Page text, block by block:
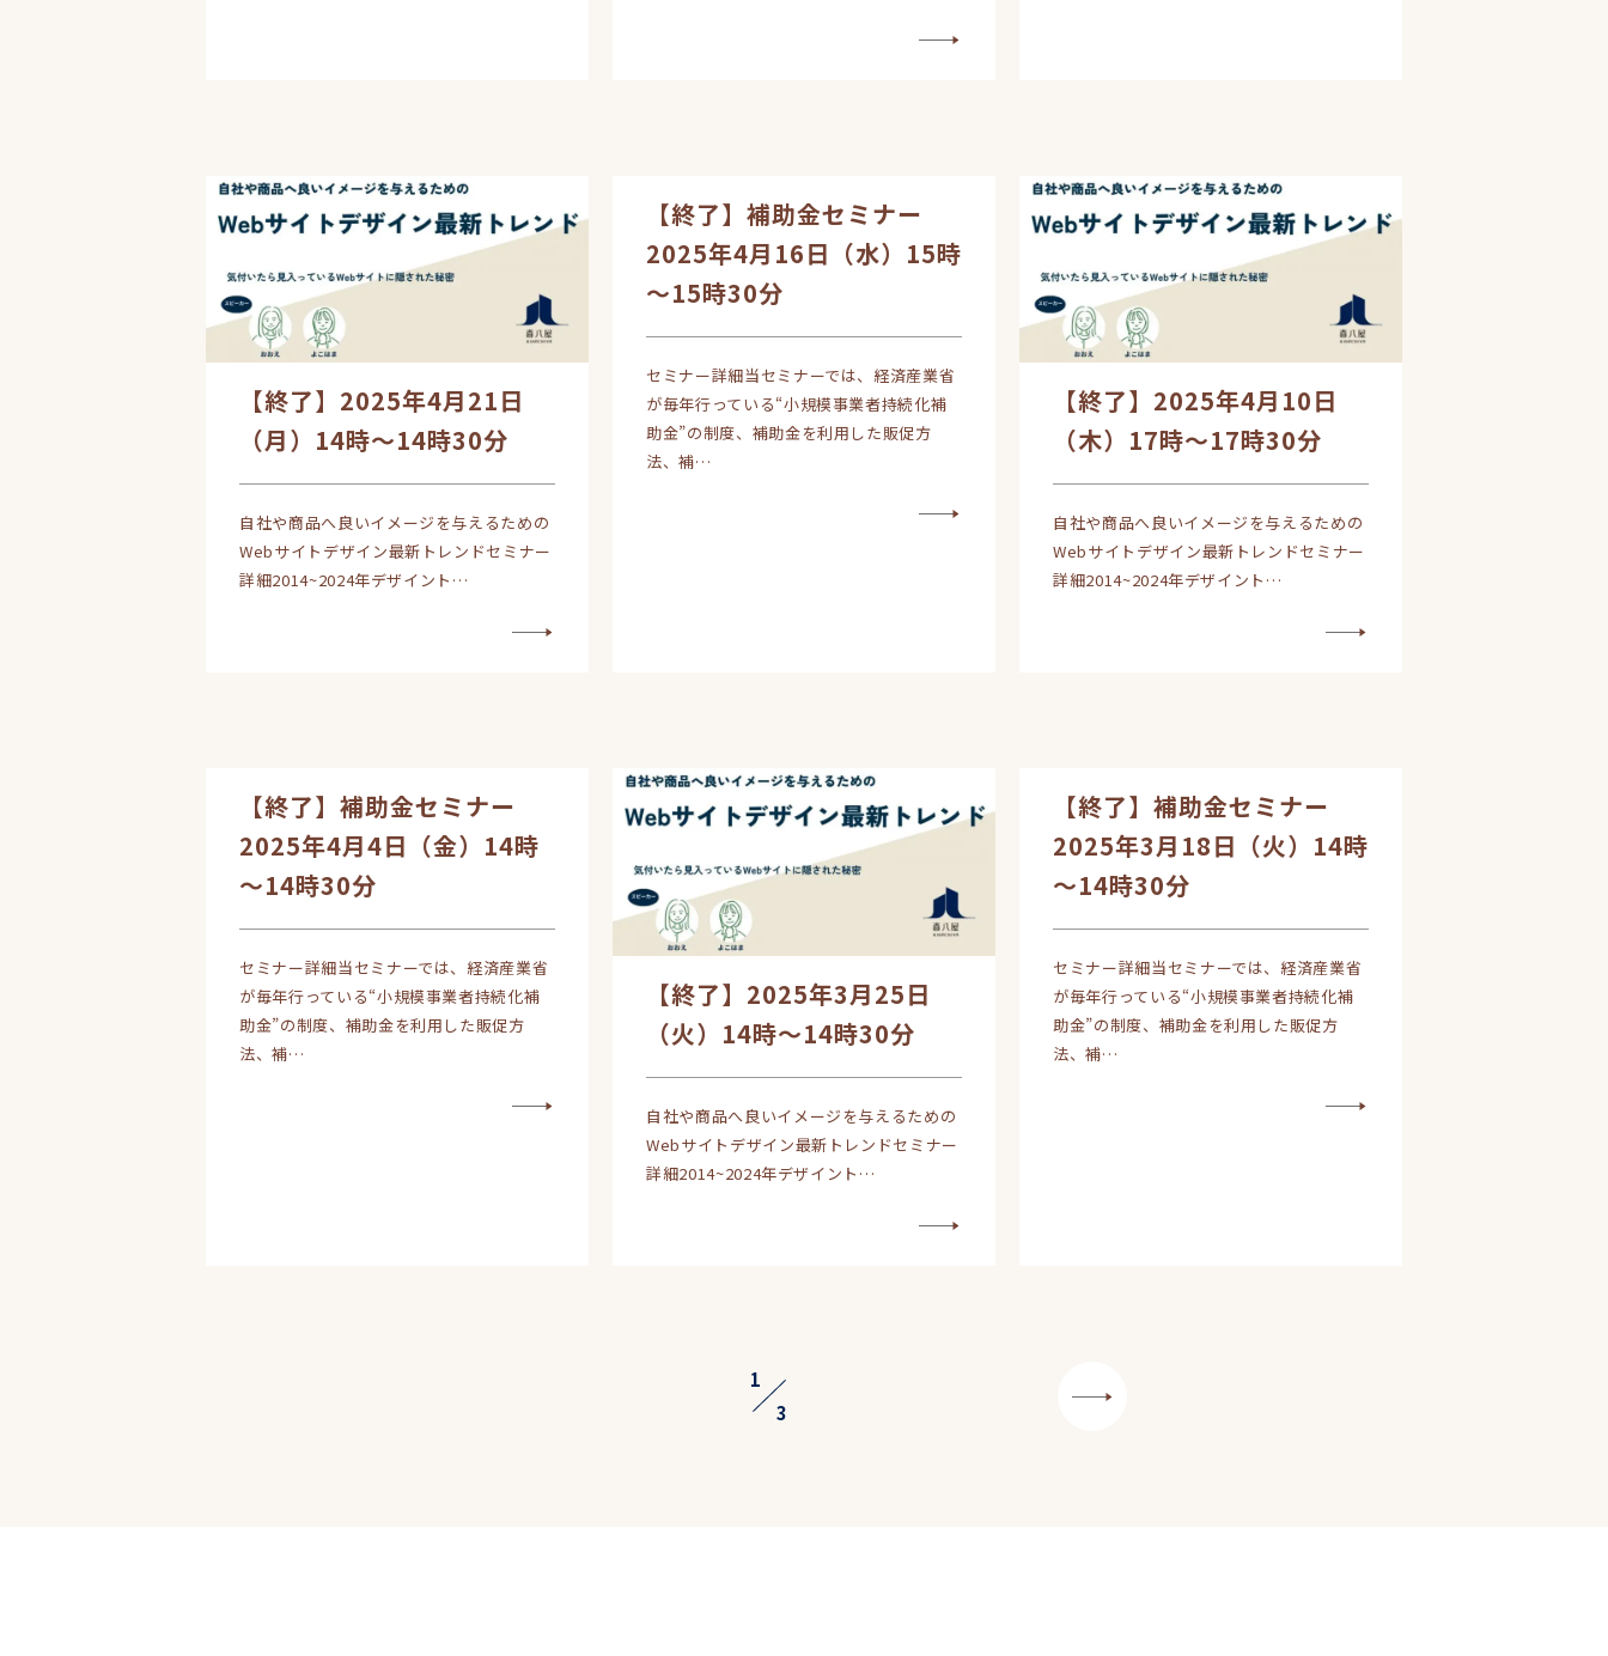
【終了】2025年4月21日
（月）14時～14時30分
自社や商品へ良いイメージを与えるための
Webサイトデザイン最新トレンドセミナー
詳細2014~2024年デザイント…
【終了】補助金セミナー
2025年4月16日（水）15時
～15時30分
セミナー詳細当セミナーでは、経済産業省
が毎年行っている“小規模事業者持続化補
助金”の制度、補助金を利用した販促方
法、補…
【終了】2025年4月10日
（木）17時～17時30分
自社や商品へ良いイメージを与えるための
Webサイトデザイン最新トレンドセミナー
詳細2014~2024年デザイント…
【終了】補助金セミナー
2025年4月4日（金）14時
～14時30分
セミナー詳細当セミナーでは、経済産業省
が毎年行っている“小規模事業者持続化補
助金”の制度、補助金を利用した販促方
法、補…
【終了】2025年3月25日
（火）14時～14時30分
自社や商品へ良いイメージを与えるための
Webサイトデザイン最新トレンドセミナー
詳細2014~2024年デザイント…
【終了】補助金セミナー
2025年3月18日（火）14時
～14時30分
セミナー詳細当セミナーでは、経済産業省
が毎年行っている“小規模事業者持続化補
助金”の制度、補助金を利用した販促方
法、補…
1
3